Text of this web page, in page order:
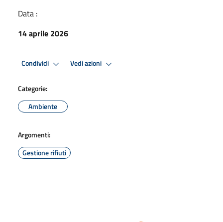
Data :
14 aprile 2026
Condividi Vedi azioni
Categorie:
Ambiente
Argomenti:
Gestione rifiuti